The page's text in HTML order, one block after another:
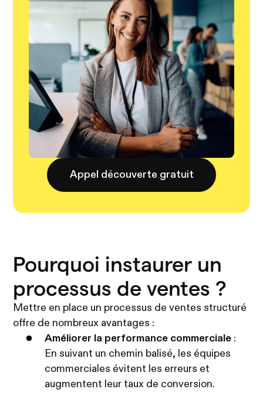
Appel découverte gratuit
Pourquoi instaurer un
processus de ventes ?
Mettre en place un processus de ventes structuré
offre de nombreux avantages :
Améliorer la performance commerciale :
En suivant un chemin balisé, les équipes
commerciales évitent les erreurs et
augmentent leur taux de conversion.